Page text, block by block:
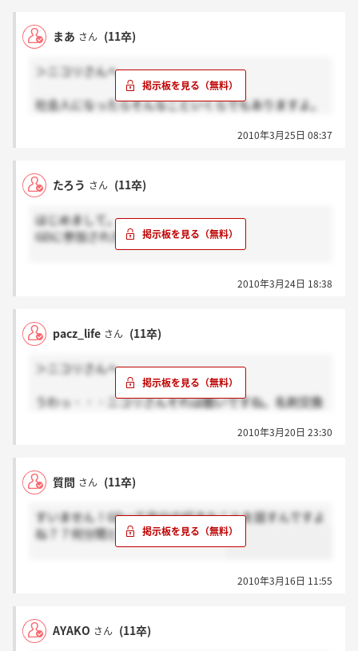
した。
まあ さん (11卒)
＞ニコリさんへ
社会人になったらそんなこといくらでもありますよ。
頑張ってください。
2010年3月25日 08:37
たろう さん (11卒)
はじめまして。
GDに参加された方に質問です。
2010年3月24日 18:38
pacz_life さん (11卒)
＞ニコリさんへ
うわっ・・・ニコリさんそれは酷いですね。名刺交換
取ってありがとうございますと、また何か他で縁があ
てもそれはちょっと常識的にどうかと思うね。
2010年3月20日 23:30
質問 さん (11卒)
すいません！GDって自分の好きなことを話すんですよ
ね？？何分間とかあるんですか？？
2010年3月16日 11:55
AYAKO さん (11卒)